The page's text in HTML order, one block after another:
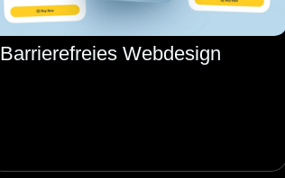
Barrierefreies Webdesign